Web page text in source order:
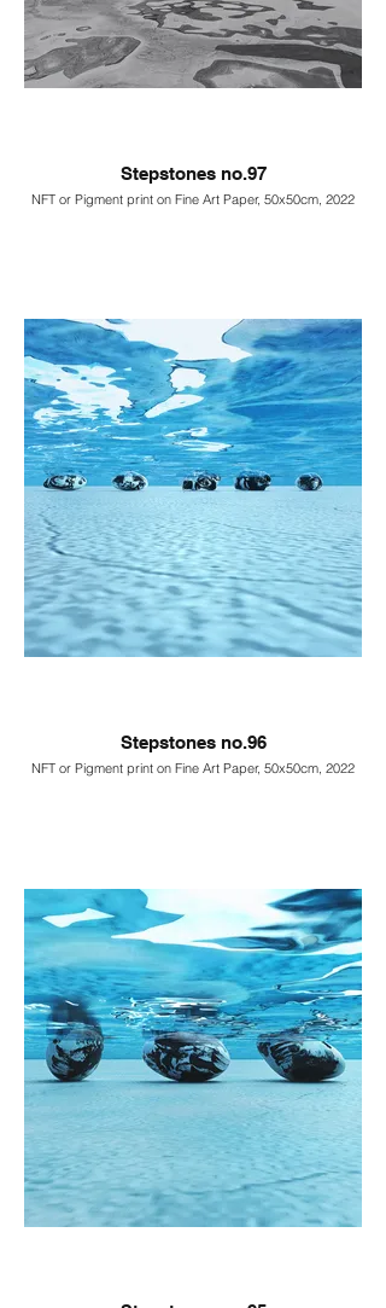
Stepstones no.97
NFT or Pigment print on Fine Art Paper, 50x50cm, 2022
Stepstones no.96
NFT or Pigment print on Fine Art Paper, 50x50cm, 2022